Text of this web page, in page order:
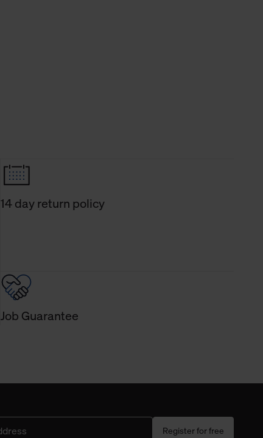
14 day return policy
Job Guarantee
Register for free